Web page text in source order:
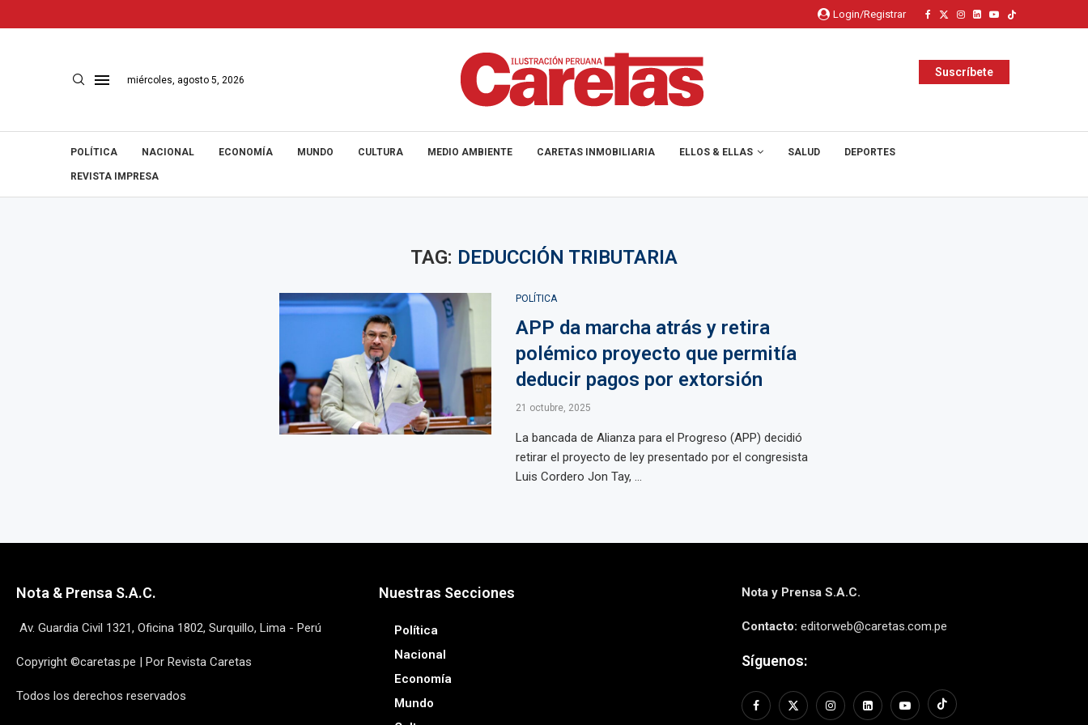
Login/Registrar
miércoles, agosto 5, 2026
Suscríbete
POLÍTICA NACIONAL ECONOMÍA MUNDO CULTURA MEDIO AMBIENTE CARETAS INMOBILIARIA ELLOS & ELLAS SALUD DEPORTES
REVISTA IMPRESA
TAG: DEDUCCIÓN TRIBUTARIA
POLÍTICA
APP da marcha atrás y retira
polémico proyecto que permitía
deducir pagos por extorsión
21 octubre, 2025
La bancada de Alianza para el Progreso (APP) decidió
retirar el proyecto de ley presentado por el congresista
Luis Cordero Jon Tay, ...
Nota & Prensa S.A.C.
Av. Guardia Civil 1321, Oficina 1802, Surquillo, Lima - Perú
Copyright ©caretas.pe | Por Revista Caretas
Todos los derechos reservados
Nuestras Secciones
Política
Nacional
Economía
Mundo
Nota y Prensa S.A.C.
Contacto: editorweb@caretas.com.pe
Síguenos: